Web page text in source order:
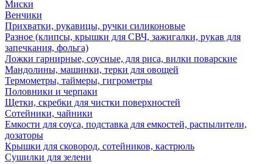
Миски
Венчики
Прихватки, рукавицы, ручки силиконовые
Разное (клипсы, крышки для СВЧ, зажигалки, рукав для
запечкания, фольга)
Ложки гарнирные, соусные, для риса, вилки поварские
Мандолины, машинки, терки для овощей
Термометры, таймеры, гигрометры
Половники и черпаки
Щетки, скребки для чистки поверхностей
Сотейники, чайники
Емкости для соуса, подставка для емкостей, распылители,
дозаторы
Крышки для сковород, сотейников, кастрюль
Сушилки для зелени